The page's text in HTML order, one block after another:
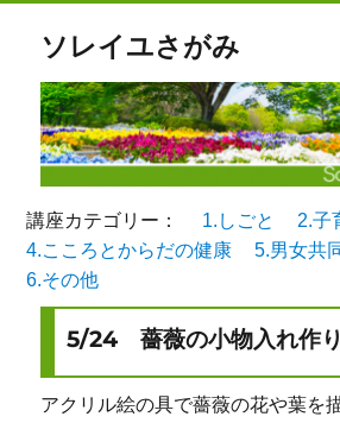
ソレイユさがみ
講座カテゴリー： 1.しごと 2.子
4.こころとからだの健康
5.男女共
6.その他
5/24 薔薇の小物入れ作
アクリル絵の具で薔薇の花や葉を